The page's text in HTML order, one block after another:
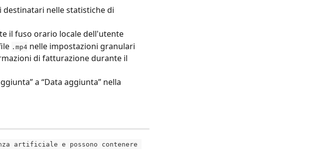
destinatari nelle statistiche di
il fuso orario locale dell'utente
.mp4 nelle impostazioni granulari
di fatturazione durante il
a “Data aggiunta” nella
artificiale e possono contenere